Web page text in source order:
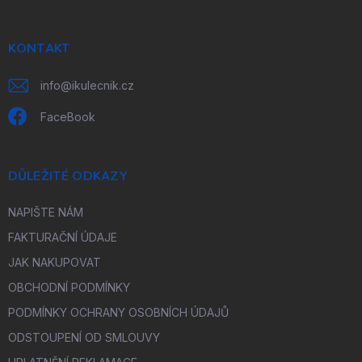
KONTAKT
info@ikulecnik.cz
FaceBook
DŮLEŽITÉ ODKAZY
NAPIŠTE NÁM
FAKTURAČNÍ ÚDAJE
JAK NAKUPOVAT
OBCHODNÍ PODMÍNKY
PODMÍNKY OCHRANY OSOBNÍCH ÚDAJŮ
ODSTOUPENÍ OD SMLOUVY